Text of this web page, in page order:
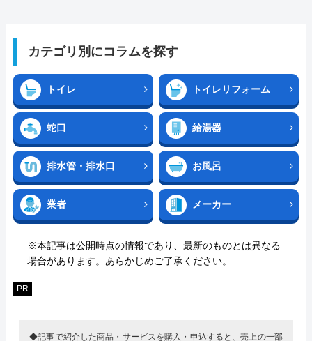
カテゴリ別にコラムを探す
トイレ トイレリフォーム
蛇口 給湯器
排水管・排水口 お風呂
業者 メーカー
※本記事は公開時点の情報であり、最新のものとは異なる
場合があります。あらかじめご了承ください。
PR
◆記事で紹介した商品・サービスを購入・申込すると、売上の一部